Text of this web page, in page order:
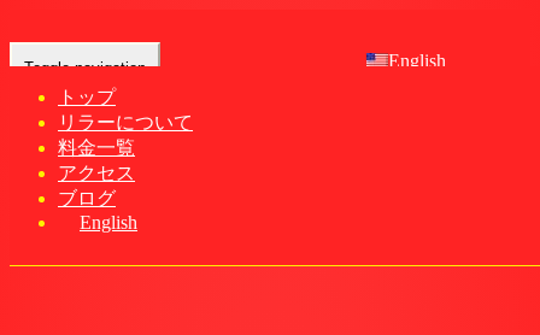
English
Toggle navigation
トップ
リラーについて
料金一覧
アクセス
ブログ
English
Home -Sty…